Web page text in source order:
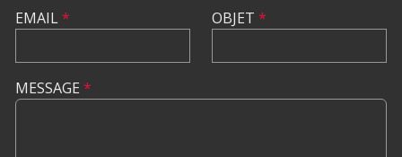
EMAIL* OBJET *
MESSAGE *